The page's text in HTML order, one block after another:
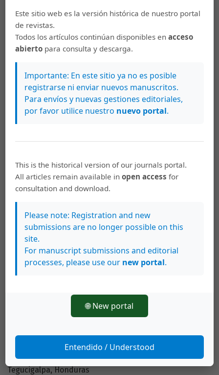
Robert M. Carmack, University at Albany (State
University of New York - SUNY), Institute for
Mesoamerican Studies (IMS), Nueva York, Estados
Unidos
María Eugenia Bozzoli, Profesora emérita, Universidad
Marc Edelman , The City University of New York (CUNY),
New York, Estados Unidos
Ariel Gravano
Provincia de Buenos Aires (Unicen), Buenos Aires,
Argentina
, University of Tennessee, Departamento de
Carlos Lara Martínez
, Universidad de El Salvador,
Escuela de Ciencias Sociales, San Salvador, El Salvador
Gloria Lara Pinto
Francisco Morazán, Departamento de Ciencias Sociales,
Tegucigalpa, Honduras
Este sitio web es la versión histórica de nuestro portal
de revistas.
Todos los artículos continúan disponibles enacceso
abierto para consulta y descarga.
Importante: En este sitio ya no es posible
registrarse ni enviar nuevos manuscritos.
Para envíos y nuevas gestiones editoriales,
por favor utilice nuestro nuevo portal.
This is the historical version of our journals portal.
All articles remain available inopen access for
consultation and download.
Please note: Registration and new
submissions are no longer possible on this
site.
For manuscript submissions and editorial
processes, please use our new portal.
🌐 New portal
Entendido / Understood